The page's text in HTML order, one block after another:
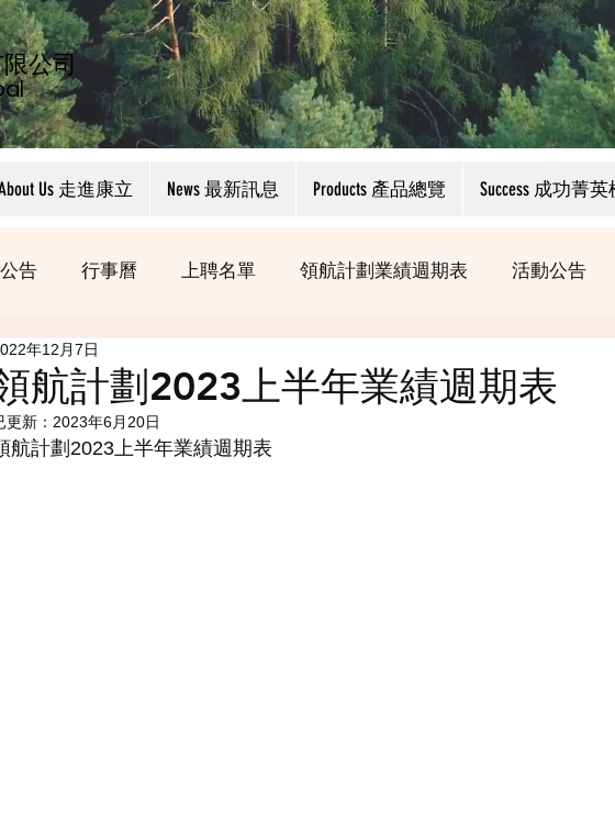
公司
Us 走進康立 News 最新訊息 Products 產品總覽 Success 成功菁英
公告 行事曆 上聘名單 領航計劃業績週期表 活動公告
航計劃2023上半年業績週期表
年12月7日
更新： 2023年6月20日
航計劃2023上半年業績週期表